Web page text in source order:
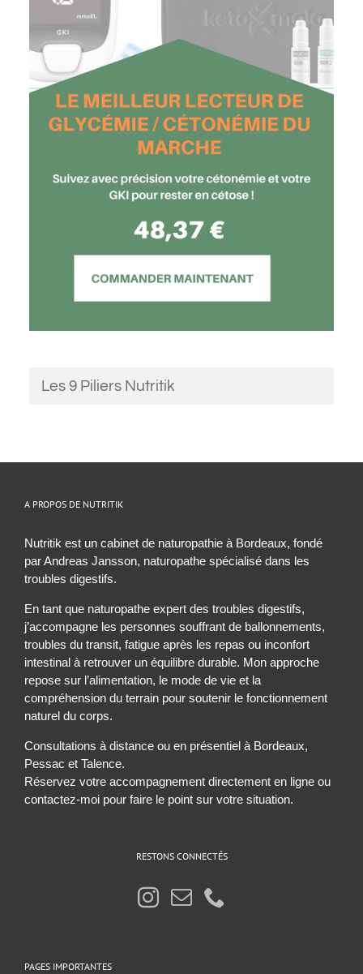
Les 9 Piliers Nutritik
A PROPOS DE NUTRITIK
Nutritik est un cabinet de naturopathie à Bordeaux, fondé
par Andreas Jansson, naturopathe spécialisé dans les
troubles digestifs.
En tant que naturopathe expert des troubles digestifs,
j’accompagne les personnes souffrant de ballonnements,
troubles du transit, fatigue après les repas ou inconfort
intestinal à retrouver un équilibre durable. Mon approche
repose sur l’alimentation, le mode de vie et la
compréhension du terrain pour soutenir le fonctionnement
naturel du corps.
Consultations à distance ou en présentiel à Bordeaux,
Pessac et Talence.
Réservez votre accompagnement directement en ligne ou
contactez-moi pour faire le point sur votre situation.
RESTONS CONNECTÉS
PAGES IMPORTANTES